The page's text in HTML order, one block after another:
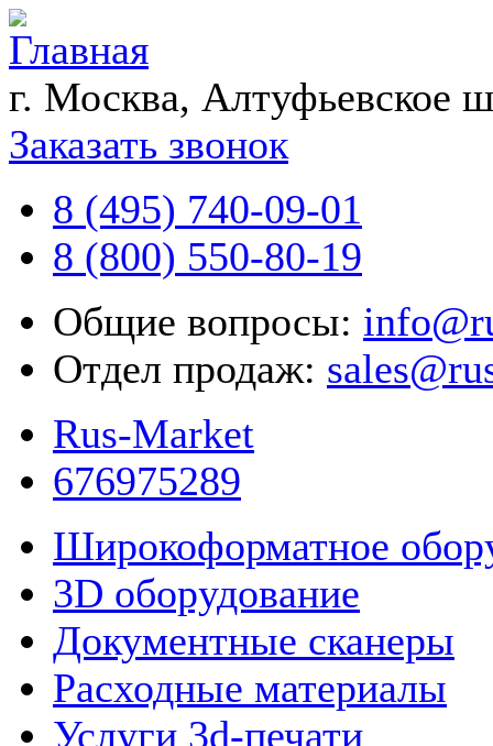
г. Москва, Алтуфьевское
Заказать звонок
8 (495) 740-09-01
8 (800) 550-80-19
Общие вопросы:
Отдел продаж:
Rus-Market
676975289
Широкоформатное
3D оборудование
Документные сканеры
Расходные материалы
Услуги 3d-печати